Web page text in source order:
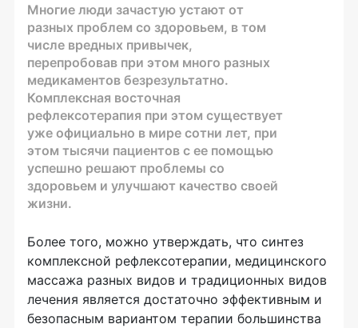
Многие люди зачастую устают от
разных проблем со здоровьем, в том
числе вредных привычек,
перепробовав при этом много разных
медикаментов безрезультатно.
Комплексная восточная
рефлексотерапия при этом существует
уже официально в мире сотни лет, при
этом тысячи пациентов с ее помощью
успешно решают проблемы со
здоровьем и улучшают качество своей
жизни.
Более того, можно утверждать, что синтез
комплексной рефлексотерапии, медицинского
массажа разных видов и традиционных видов
лечения является достаточно эффективным и
безопасным вариантом терапии большинства